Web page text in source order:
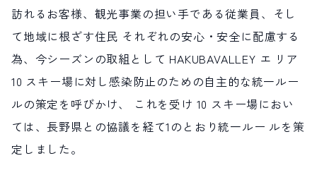
白馬村観光局インフォメーション
Snow Peak LAND STATION HAKUBA内
TEL.0261-85-4210 / FAX.0261-85-4240
訪れるお客様、観光事業の担い手である従業員、そし
て地域に根ざす住民 それぞれの安心・安全に配慮する
為、今シーズンの取組として HAKUBAVALLEY エ リア
10 スキー場に対し感染防止のための自主的な統一ルー
ルの策定を呼びかけ、 これを受け 10 スキー場におい
ては、長野県との協議を経て1のとおり統一ルー ルを策
定しました。